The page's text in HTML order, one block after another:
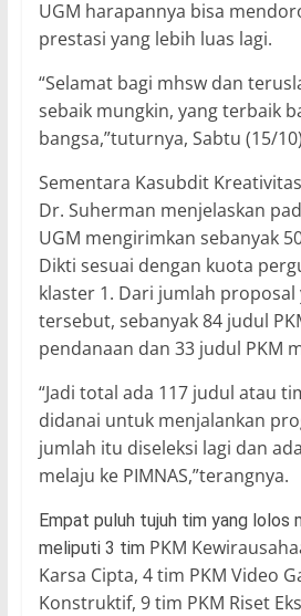
UGM harapannya bisa
prestasi yang lebih luas lagi.
“Selamat bagi mhsw dan
sebaik mungkin, yang terbaik
bangsa,”tuturnya, Sabtu (15/
Sementara Kasubdit
Dr. Suherman menjelaskan
UGM mengirimkan sebanyak
Dikti sesuai dengan kuota
klaster 1. Dari jumlah
tersebut, sebanyak 84 judul
pendanaan dan 33 judul PKM
“Jadi total ada 117 judul atau
didanai untuk menjalankan
jumlah itu diseleksi lagi dan
melaju ke PIMNAS,”terangnya.
Empat puluh tujuh tim yang lolos
meliputi 3 tim PKM
Karsa Cipta, 4 tim PKM Video
Konstruktif, 9 tim PKM Riset